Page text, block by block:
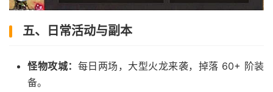
五、日常活动与副本
怪物攻城： 每日两场，大型火龙来袭，掉落 60+ 阶装
备。